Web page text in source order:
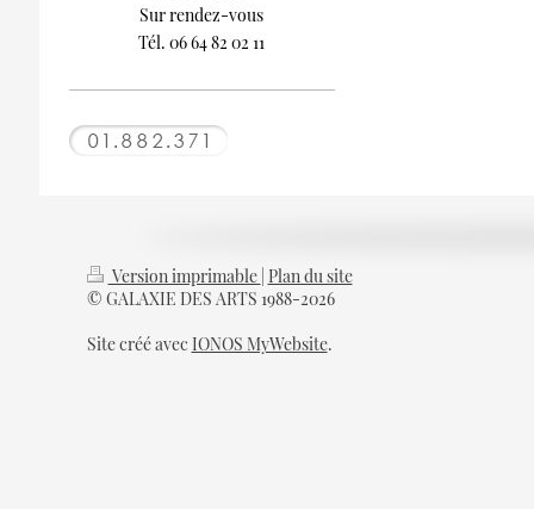
Sur rendez-vous
Tél. 06 64 82 02 11
Version imprimable Plan du site
© GALAXIE DES ARTS 1988-2026
Site créé avec IONOS MyWebsite.